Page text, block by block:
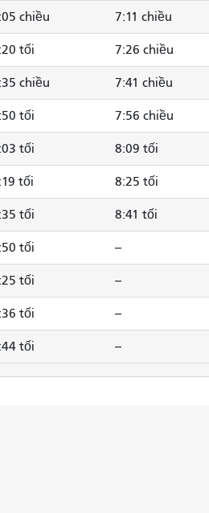
chiều 7:11 chiều
tối 7:26 chiều
chiều 7:41 chiều
tối 7:56 chiều
tối 8:09 tối
tối 8:25 tối
tối 8:41 tối
tối --
tối --
tối --
tối --